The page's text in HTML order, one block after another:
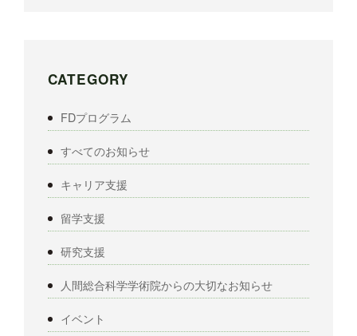
CATEGORY
FDプログラム
すべてのお知らせ
キャリア支援
留学支援
研究支援
人間総合科学学術院からの大切なお知らせ
イベント